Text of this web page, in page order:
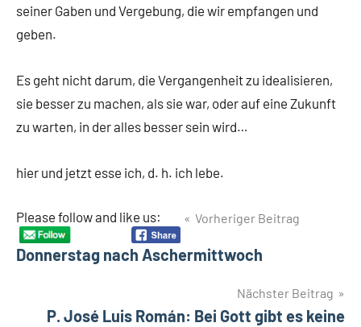
seiner Gaben und Vergebung, die wir empfangen und
geben.
Es geht nicht darum, die Vergangenheit zu idealisieren,
sie besser zu machen, als sie war, oder auf eine Zukunft
zu warten, in der alles besser sein wird…
hier und jetzt esse ich, d. h. ich lebe.
Please follow and like us:
BeitragsnavigationVorheriger Beitrag
Donnerstag nach Aschermittwoch
Nächster Beitrag
P. José Luis Román: Bei Gott gibt es keine